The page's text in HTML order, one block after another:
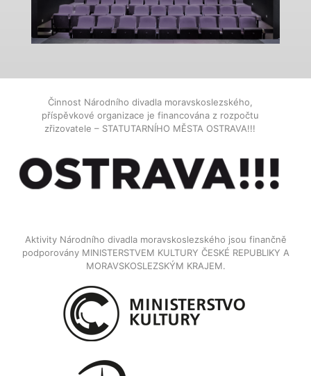
Činnost Národního divadla moravskoslezského,
příspěvkové organizace je financována z rozpočtu
zřizovatele – STATUTARNÍHO MĚSTA OSTRAVA!!!
Aktivity Národního divadla moravskoslezského jsou finančně
podporovány MINISTERSTVEM KULTURY ČESKÉ REPUBLIKY A
MORAVSKOSLEZSKÝM KRAJEM.